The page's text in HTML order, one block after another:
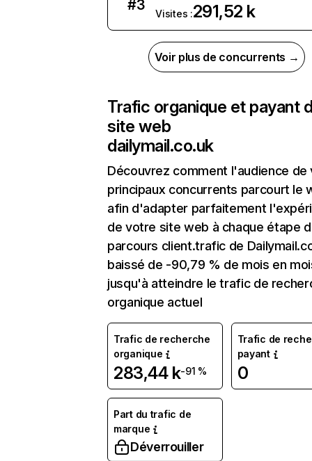
#3
Visites :291,52 k
Voir plus de concurrents →
Trafic organique et payant
site web
dailymail.co.uk
Découvrez comment l'audience de
principaux concurrents parcourt le
afin d'adapter parfaitement
de votre site web à chaque étape
parcours client.trafic de
baissé de -90,79 % de mois en
jusqu'à atteindre le trafic de
organique actuel
Trafic de recherche
organique
283,44 k-91 %
Trafic de
payant
0
Part du trafic de
marque
Déverrouiller